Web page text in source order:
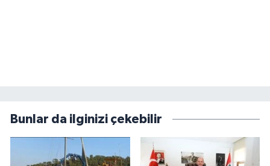
Bunlar da ilginizi çekebilir